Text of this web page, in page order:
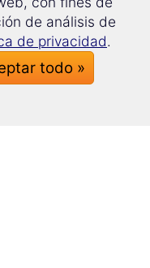
de análisis de
de privacidad.
todo »